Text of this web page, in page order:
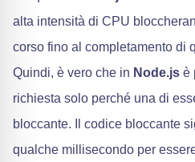
alta intensità di CPU
corso fino al completamento di
Quindi, è vero che in Node.js è
richiesta solo perché una di
bloccante. Il codice bloccante
qualche millisecondo per